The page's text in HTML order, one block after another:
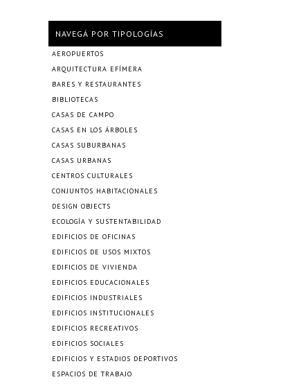
NAVEGÁ POR TIPOLOGÍAS
AEROPUERTOS
ARQUITECTURA EFÍMERA
BARES Y RESTAURANTES
BIBLIOTECAS
CASAS DE CAMPO
CASAS EN LOS ÁRBOLES
CASAS SUBURBANAS
CASAS URBANAS
CENTROS CULTURALES
CONJUNTOS HABITACIONALES
DESIGN OBJECTS
ECOLOGÍA Y SUSTENTABILIDAD
EDIFICIOS DE OFICINAS
EDIFICIOS DE USOS MIXTOS
EDIFICIOS DE VIVIENDA
EDIFICIOS EDUCACIONALES
EDIFICIOS INDUSTRIALES
EDIFICIOS INSTITUCIONALES
EDIFICIOS RECREATIVOS
EDIFICIOS SOCIALES
EDIFICIOS Y ESTADIOS DEPORTIVOS
ESPACIOS DE TRABAJO